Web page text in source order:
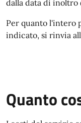
dalla data di inoltro
Per quanto l'intero
indicato, si rinvia
Quanto